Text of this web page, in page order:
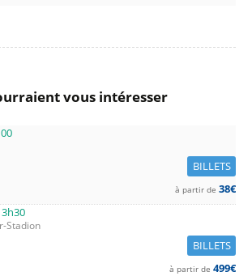
vous intéresser
BILLETS
à partir de 38€
Stadion
BILLETS
à partir de 499€